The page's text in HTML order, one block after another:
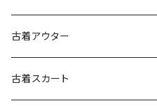
古着キャミソールワンピース
古着ベアトップワンピース
古着ノースリーブシャツ・ブラウス
古着スウェット
古着パーカー
古着プルオーバー
古着長袖プルオーバー
古着Ｔシャツ
古着セーター
古着カーディガン
古着アウター
古着ライトジャケット
古着スカート